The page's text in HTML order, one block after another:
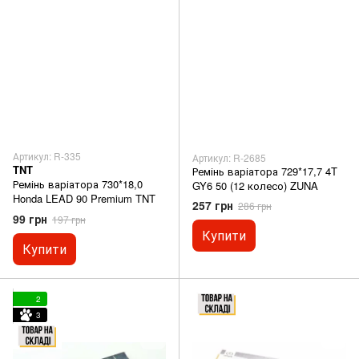
Артикул: R-335
TNT
Ремінь варіатора 730*18,0
Honda LEAD 90 Premium TNT
99 грн 197 грн
Купити
Артикул: R-2685
Ремінь варіатора 729*17,7 4T
GY6 50 (12 колесо) ZUNA
257 грн 286 грн
Купити
2
3